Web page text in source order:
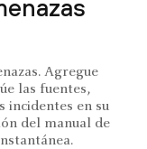
Agregue
las fuentes,
incidentes en su
del manual de